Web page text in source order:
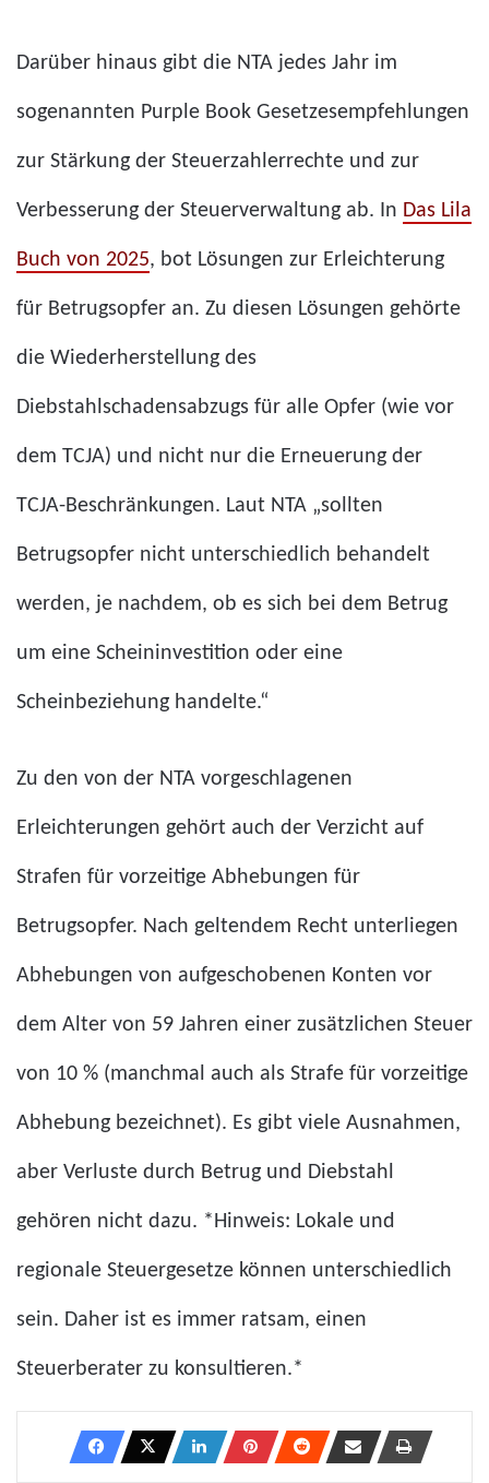
Darüber hinaus gibt die NTA jedes Jahr im
sogenannten Purple Book Gesetzesempfehlungen
zur Stärkung der Steuerzahlerrechte und zur
Verbesserung der Steuerverwaltung ab. In Das Lila
Buch von 2025, bot Lösungen zur Erleichterung
für Betrugsopfer an. Zu diesen Lösungen gehörte
die Wiederherstellung des
Diebstahlschadensabzugs für alle Opfer (wie vor
dem TCJA) und nicht nur die Erneuerung der
TCJA-Beschränkungen. Laut NTA „sollten
Betrugsopfer nicht unterschiedlich behandelt
werden, je nachdem, ob es sich bei dem Betrug
um eine Scheininvestition oder eine
Scheinbeziehung handelte.“
Zu den von der NTA vorgeschlagenen
Erleichterungen gehört auch der Verzicht auf
Strafen für vorzeitige Abhebungen für
Betrugsopfer. Nach geltendem Recht unterliegen
Abhebungen von aufgeschobenen Konten vor
dem Alter von 59 Jahren einer zusätzlichen Steuer
von 10 % (manchmal auch als Strafe für vorzeitige
Abhebung bezeichnet). Es gibt viele Ausnahmen,
aber Verluste durch Betrug und Diebstahl
gehören nicht dazu. *Hinweis: Lokale und
regionale Steuergesetze können unterschiedlich
sein. Daher ist es immer ratsam, einen
Steuerberater zu konsultieren.*